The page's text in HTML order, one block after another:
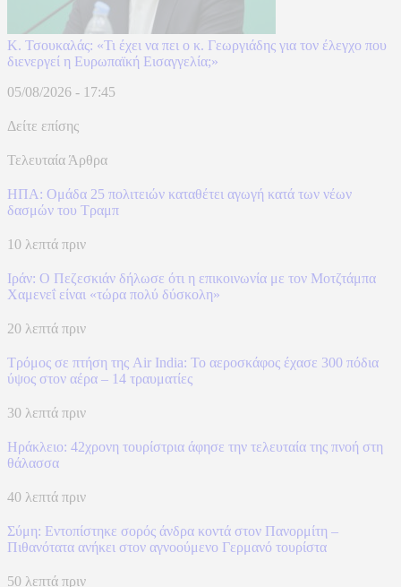
Κ. Τσουκαλάς: «Τι έχει να πει ο κ. Γεωργιάδης για τον έλεγχο που
διενεργεί η Ευρωπαϊκή Εισαγγελία;»
05/08/2026 - 17:45
Δείτε επίσης
Τελευταία Άρθρα
ΗΠΑ: Ομάδα 25 πολιτειών καταθέτει αγωγή κατά των νέων
δασμών του Τραμπ
10 λεπτά πριν
Ιράν: Ο Πεζεσκιάν δήλωσε ότι η επικοινωνία με τον Μοτζτάμπα
Χαμενεΐ είναι «τώρα πολύ δύσκολη»
20 λεπτά πριν
Τρόμος σε πτήση της Air India: Το αεροσκάφος έχασε 300 πόδια
ύψος στον αέρα – 14 τραυματίες
30 λεπτά πριν
Ηράκλειο: 42χρονη τουρίστρια άφησε την τελευταία της πνοή στη
θάλασσα
40 λεπτά πριν
Σύμη: Εντοπίστηκε σορός άνδρα κοντά στον Πανορμίτη –
Πιθανότατα ανήκει στον αγνοούμενο Γερμανό τουρίστα
50 λεπτά πριν